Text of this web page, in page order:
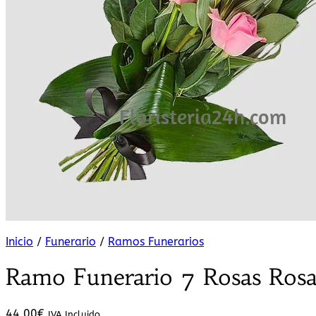
Inicio / Funerario / Ramos Funerarios
Ramo Funerario 7 Rosas